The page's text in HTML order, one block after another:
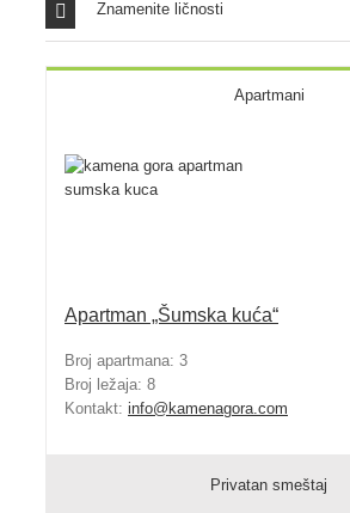
Znamenite ličnosti
Apartmani
Apartman „Šumska kuća“
Broj apartmana: 3
Broj ležaja: 8
Kontakt: info@kamenagora.com
Privatan smeštaj